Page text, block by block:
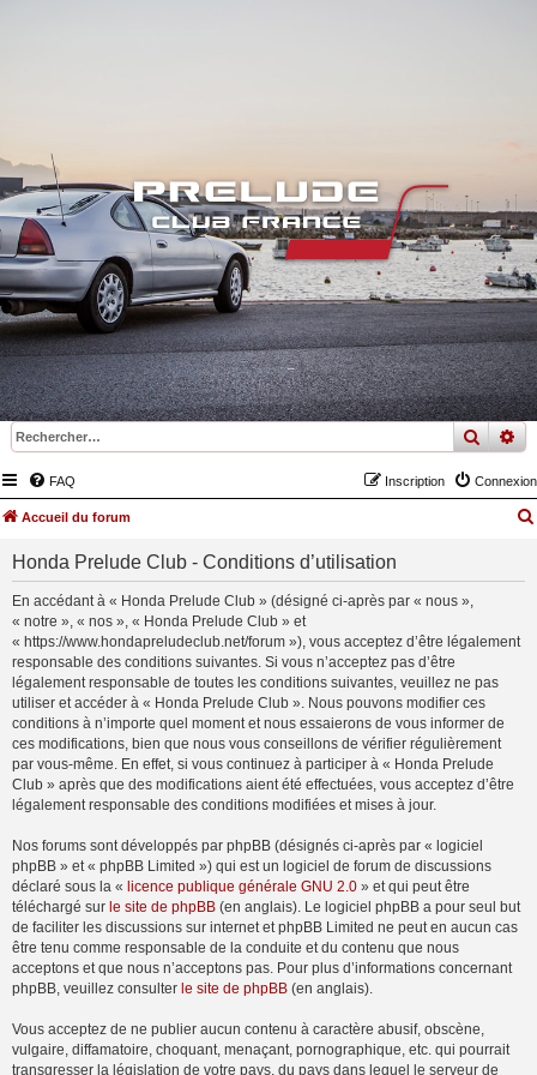
FAQ Connexion
Inscription
Accueil du forum
Honda Prelude Club - Conditions d’utilisation
En accédant à « Honda Prelude Club » (désigné ci-après par « nous »,
« notre », « nos », « Honda Prelude Club » et
« https://www.hondapreludeclub.net/forum »), vous acceptez d’être légalement
responsable des conditions suivantes. Si vous n’acceptez pas d’être
légalement responsable de toutes les conditions suivantes, veuillez ne pas
utiliser et accéder à « Honda Prelude Club ». Nous pouvons modifier ces
conditions à n’importe quel moment et nous essaierons de vous informer de
ces modifications, bien que nous vous conseillons de vérifier régulièrement
par vous-même. En effet, si vous continuez à participer à « Honda Prelude
Club » après que des modifications aient été effectuées, vous acceptez d’être
légalement responsable des conditions modifiées et mises à jour.
Nos forums sont développés par phpBB (désignés ci-après par « logiciel
phpBB » et « phpBB Limited ») qui est un logiciel de forum de discussions
déclaré sous la « licence publique générale GNU 2.0 » et qui peut être
téléchargé sur le site de phpBB (en anglais). Le logiciel phpBB a pour seul but
de faciliter les discussions sur internet et phpBB Limited ne peut en aucun cas
être tenu comme responsable de la conduite et du contenu que nous
acceptons et que nous n’acceptons pas. Pour plus d’informations concernant
phpBB, veuillez consulter le site de phpBB (en anglais).
Vous acceptez de ne publier aucun contenu à caractère abusif, obscène,
vulgaire, diffamatoire, choquant, menaçant, pornographique, etc. qui pourrait
transgresser la législation de votre pays, du pays dans lequel le serveur de